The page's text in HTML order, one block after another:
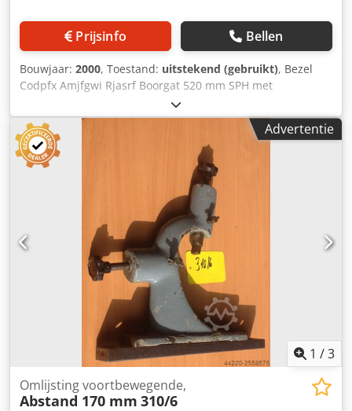
Prijsinfo Bellen
Bouwjaar: 2000, Toestand: uitstekend (gebruikt), Bezel
Codpfx Amjfgwi Rjasrf Boorgat 520 mm SPH met
basisframe 970 mm SPH zonder basisframe 650 mm
Schachtdiameter 100 mm
Advertentie
1 /3
Omlijsting voortbewegende,
Abstand 170 mm 310/6